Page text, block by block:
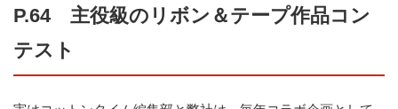
P.64 主役級のリボン＆テープ作品コン
テスト